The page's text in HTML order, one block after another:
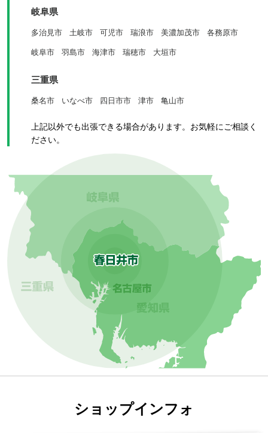
岐阜県
多治見市 土岐市 可児市 瑞浪市 美濃加茂市 各務原市
岐阜市 羽島市 海津市 瑞穂市 大垣市
三重県
桑名市 いなべ市 四日市市 津市 亀山市
上記以外でも出張できる場合があります。お気軽にご相談く
ださい。
ショップインフォ